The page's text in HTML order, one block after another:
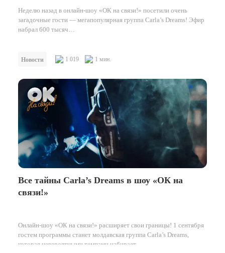
Неделю назад в онлайн-шоу «ОК на связи!» посетили очень
загадочные гости — мегапопулярная группа Carla’s Dreams! Эфир
набрал 600 тысяч…
Новости 1 019 1 мин.
Все тайны Carla’s Dreams в шоу «ОК на
связи!»
Онлайн-шоу «ОК на связи!» расширяет свои границы! 1 сентября
гостем программы станет молдавская группа Carla’s Dreams,
которая невероятными темпами набирает…